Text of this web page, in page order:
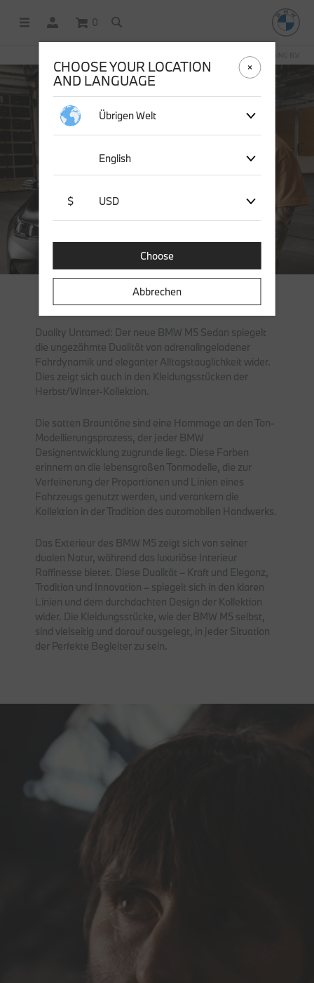
0
OFFICIAL BMW LIFESTYLE SHOP OPERATED BY STICHD SPORTMERCHANDISING B.V.
Duality Untamed: Der neue BMW M5 Sedan spiegelt
die ungezähmte Dualität von adrenalingeladener
Fahrdynamik und eleganter Alltagstauglichkeit wider.
Dies zeigt sich auch in den Kleidungsstücken der
Herbst/Winter-Kollektion.
Die satten Brauntöne sind eine Hommage an den Ton-
Modellierungsprozess, der jeder BMW
Designentwicklung zugrunde liegt. Diese Farben
erinnern an die lebensgroßen Tonmodelle, die zur
Verfeinerung der Proportionen und Linien eines
Fahrzeugs genutzt werden, und verankern die
Kollektion in der Tradition des automobilen Handwerks.
Das Exterieur des BMW M5 zeigt sich von seiner
dualen Natur, während das luxuriöse Interieur
Raffinesse bietet. Diese Dualität – Kraft und Eleganz,
Tradition und Innovation – spiegelt sich in den klaren
Linien und dem durchdachten Design der Kollektion
wider. Die Kleidungsstücke, wie der BMW M5 selbst,
sind vielseitig und darauf ausgelegt, in jeder Situation
der Perfekte Begleiter zu sein.
CHOOSE YOUR LOCATION
AND LANGUAGE
Übrigen Welt
English
$ USD
Choose
Abbrechen